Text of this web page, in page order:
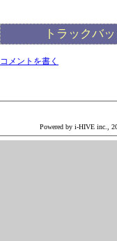
トラックバ
コメントを書く
Powered by i-HIVE inc.,